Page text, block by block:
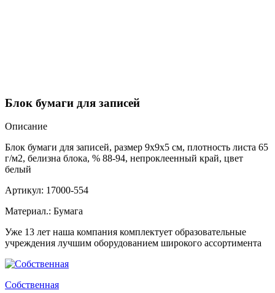
Блок бумаги для записей
Описание
Блок бумаги для записей, размер 9x9x5 см, плотность листа 65
г/м2, белизна блока, % 88-94, непроклеенный край, цвет
белый
Артикул: 17000-554
Материал.: Бумага
Уже 13 лет наша компания комплектует образовательные
учреждения лучшим оборудованием широкого ассортимента
Собственная